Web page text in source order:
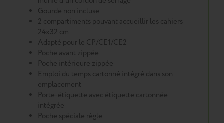
Gourde non incluse
2 compartiments pouvant accueillir les cahiers
24x32 cm
Adapté pour le CP/CE1/CE2
Poche avant zippée
Poche intérieure zippée
Emploi du temps cartonné intégré dans son
emplacement
Porte-étiquette avec étiquette cartonnée
intégrée
Poche spéciale règle